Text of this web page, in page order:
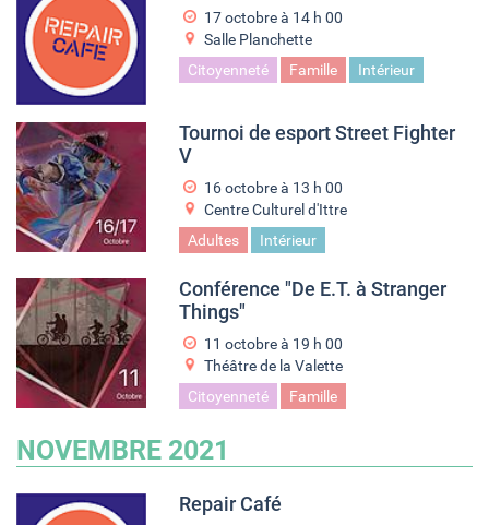
17 octobre à 14 h 00
Salle Planchette
Citoyenneté
Famille Intérieur
Tournoi de esport Street Fighter
V
16 octobre à 13 h 00
Centre Culturel d'Ittre
Adultes
Intérieur
Conférence "De E.T. à Stranger
Things"
11 octobre à 19 h 00
Théâtre de la Valette
Citoyenneté
Famille
NOVEMBRE 2021
Repair Café